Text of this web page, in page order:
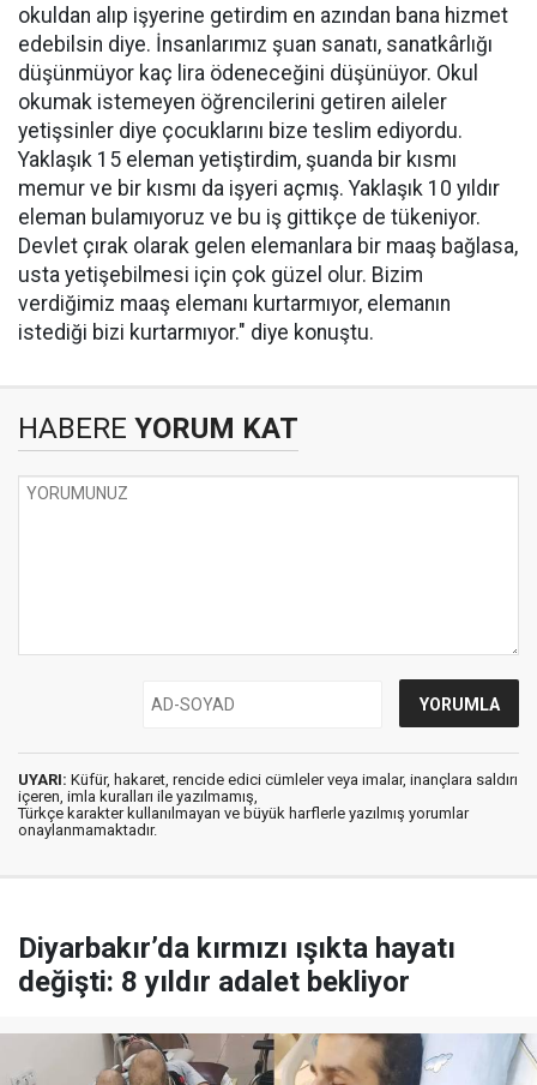
okuldan alıp işyerine getirdim en azından bana hizmet
edebilsin diye. İnsanlarımız şuan sanatı, sanatkârlığı
düşünmüyor kaç lira ödeneceğini düşünüyor. Okul
okumak istemeyen öğrencilerini getiren aileler
yetişsinler diye çocuklarını bize teslim ediyordu.
Yaklaşık 15 eleman yetiştirdim, şuanda bir kısmı
memur ve bir kısmı da işyeri açmış. Yaklaşık 10 yıldır
eleman bulamıyoruz ve bu iş gittikçe de tükeniyor.
Devlet çırak olarak gelen elemanlara bir maaş bağlasa,
usta yetişebilmesi için çok güzel olur. Bizim
verdiğimiz maaş elemanı kurtarmıyor, elemanın
istediği bizi kurtarmıyor." diye konuştu.
HABERE YORUM KAT
UYARI: Küfür, hakaret, rencide edici cümleler veya imalar, inançlara saldırı
içeren, imla kuralları ile yazılmamış,
Türkçe karakter kullanılmayan ve büyük harflerle yazılmış yorumlar
onaylanmamaktadır.
Diyarbakır’da kırmızı ışıkta hayatı
değişti: 8 yıldır adalet bekliyor